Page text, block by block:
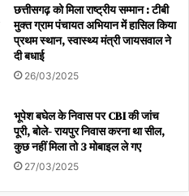
छत्तीसगढ़ को मिला राष्ट्रीय सम्मान : टीबी
मुक्त ग्राम पंचायत अभियान में हासिल किया
प्रथम स्थान, स्वास्थ्य मंत्री जायसवाल ने
दी बधाई
26/03/2025
भूपेश बघेल के निवास पर CBI की जांच
पूरी, बोले- रायपुर निवास करना था सील,
कुछ नहीं मिला तो 3 मोबाइल ले गए
27/03/2025